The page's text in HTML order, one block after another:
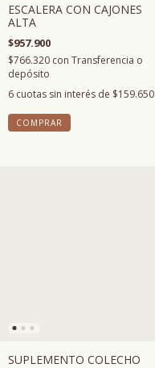
ESCALERA CON CAJONES
ALTA
$957.900
$766.320 con Transferencia o
depósito
6 cuotas sin interés de $159.650
SUPLEMENTO COLECHO